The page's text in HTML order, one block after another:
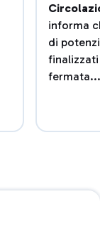
informa
di
finalizzati
fermata...